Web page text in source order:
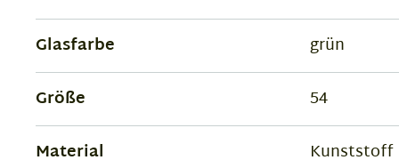
Glasfarbe
grün
Größe
54
Material
Kunststoff